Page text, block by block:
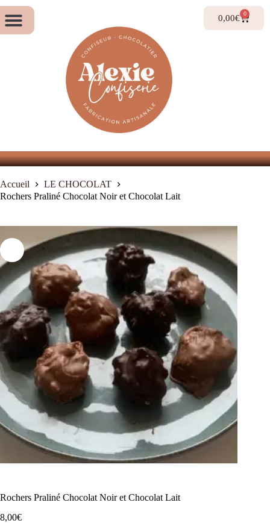
0,00€ 0
Accueil
LE CHOCOLAT
Rochers Praliné Chocolat Noir et Chocolat Lait
Rochers Praliné Chocolat Noir et Chocolat Lait
8,00€